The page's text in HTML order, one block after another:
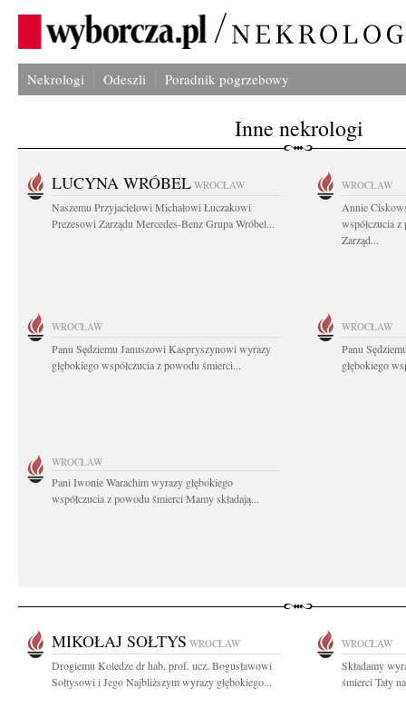
Nekrologi Odeszli Poradnik pogrzebowy
Inne nekrologi
LUCYNA WRÓBEL WROCŁAW
Naszemu Przyjacielowi Michałowi Łuczakowi
Prezesowi Zarządu Mercedes-Benz Grupa Wróbel...
WROCŁAW
Annie
współczucia
Zarząd...
WROCŁAW
Panu Sędziemu Januszowi Kaspryszynowi wyrazy
głębokiego współczucia z powodu śmierci...
WROCŁAW
Panu
głębokiego
WROCŁAW
Pani Iwonie Warachim wyrazy głębokiego
współczucia z powodu śmierci Mamy składają...
MIKOŁAJ SOŁTYS WROCŁAW
Drogiemu Koledze dr hab. prof. ucz. Bogusławowi
Sołtysowi i Jego Najbliższym wyrazy głębokiego...
WROCŁAW
Składamy
śmierci Taty